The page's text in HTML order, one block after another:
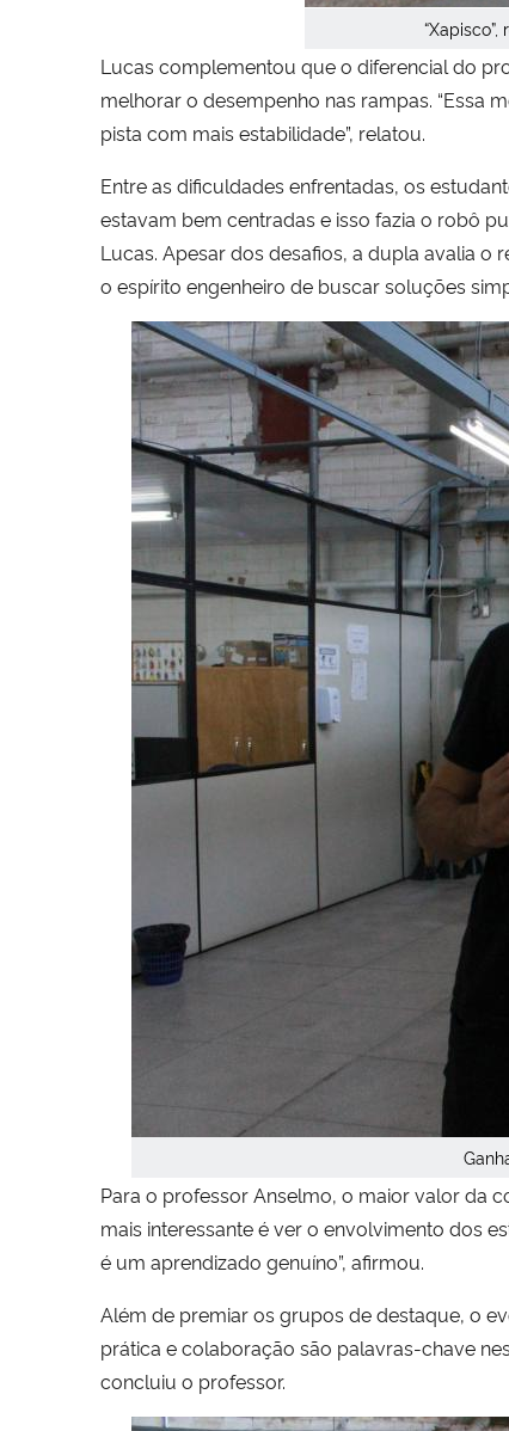
Lucas complementou que o diferencial do
melhorar o desempenho nas rampas. “Essa
pista com mais estabilidade”, relatou.
Entre as dificuldades enfrentadas, os
estavam bem centradas e isso fazia o robô
Lucas. Apesar dos desafios, a dupla avalia o
o espírito engenheiro de buscar soluções
Para o professor Anselmo, o maior valor da
mais interessante é ver o envolvimento dos
é um aprendizado genuíno”, afirmou.
Além de premiar os grupos de destaque, o
prática e colaboração são palavras-chave
concluiu o professor.